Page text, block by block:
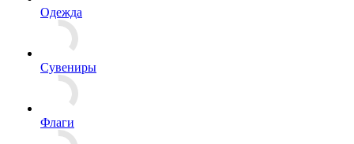
Одежда
Сувениры
Флаги